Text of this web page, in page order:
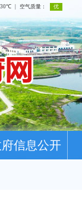
信息公开